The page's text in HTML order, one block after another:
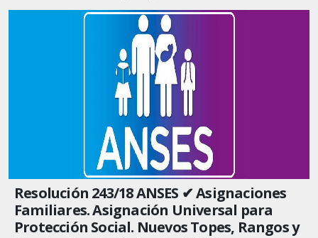
Resolución 243/18 ANSES ✔ Asignaciones
Familiares. Asignación Universal para
Protección Social. Nuevos Topes, Rangos y